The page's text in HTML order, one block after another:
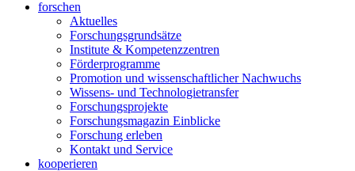
forschen
Aktuelles
Forschungsgrundsätze
Institute & Kompetenzzentren
Förderprogramme
Promotion und wissenschaftlicher Nachwuchs
Wissens- und Technologietransfer
Forschungsprojekte
Forschungsmagazin Einblicke
Forschung erleben
Kontakt und Service
kooperieren